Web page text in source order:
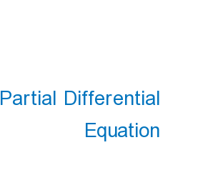
Partial Differential
Equation